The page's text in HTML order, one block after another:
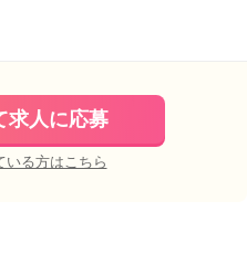
求人に応募
いる方はこちら